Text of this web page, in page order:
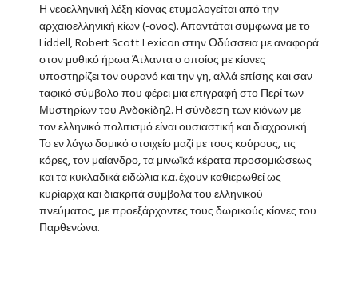
Η νεοελληνική λέξη κίονας ετυμολογείται από την
αρχαιοελληνική κίων (-ονος). Απαντάται σύμφωνα με το
Liddell, Robert Scott Lexicon στην Οδύσσεια με αναφορά
στον μυθικό ήρωα Άτλαντα ο οποίος με κίονες
υποστηρίζει τον ουρανό και την γη, αλλά επίσης και σαν
ταφικό σύμβολο που φέρει μια επιγραφή στο Περί των
Μυστηρίων του Ανδοκίδη2. Η σύνδεση των κιόνων με
τον ελληνικό πολιτισμό είναι ουσιαστική και διαχρονική.
Το εν λόγω δομικό στοιχείο μαζί με τους κούρους, τις
κόρες, τον μαίανδρο, τα μινωϊκά κέρατα προσομιώσεως
και τα κυκλαδικά ειδώλια κ.α. έχουν καθιερωθεί ως
κυρίαρχα και διακριτά σύμβολα του ελληνικού
πνεύματος, με προεξάρχοντες τους δωρικούς κίονες του
Παρθενώνα.